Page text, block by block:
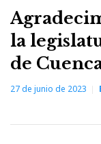
la
de
27 de junio de 2023